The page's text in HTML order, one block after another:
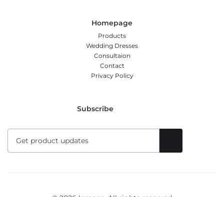
Homepage
Products
Wedding Dresses
Consultaion
Contact
Privacy Policy
Subscribe